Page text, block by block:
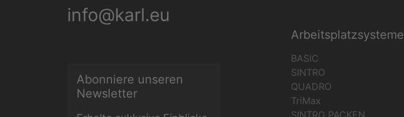
info@karl.eu
Abonniere unseren
Newsletter
E-Mail Adresse
Arbeitsplatzsysteme
BASIC
SINTRO
QUADRO
TriMax
SINTRO PACKEN